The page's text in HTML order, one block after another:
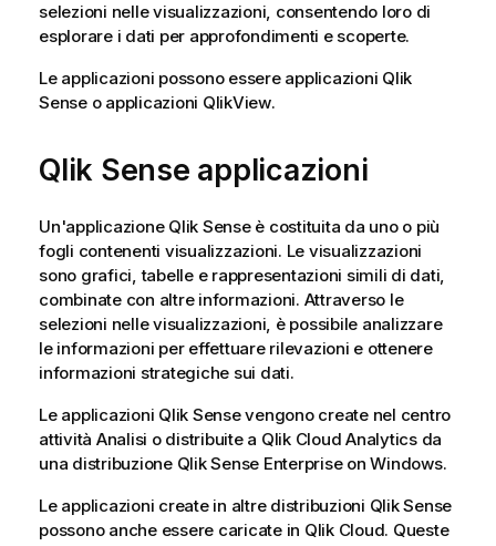
selezioni nelle visualizzazioni, consentendo loro di
esplorare i dati per approfondimenti e scoperte.
Le applicazioni possono essere applicazioni Qlik
Senseo applicazioni QlikView.
Qlik Sense applicazioni
Un'applicazione Qlik Senseè costituita da uno o più
fogli contenenti visualizzazioni. Le visualizzazioni
sono grafici, tabelle e rappresentazioni simili di dati,
combinate con altre informazioni. Attraverso le
selezioni nelle visualizzazioni, è possibile analizzare
le informazioni per effettuare rilevazioni e ottenere
informazioni strategiche sui dati.
Le applicazioni Qlik Sensevengono create nel centro
attività Analisi o distribuite a Qlik Cloud Analyticsda
una distribuzione Qlik Sense Enterprise on Windows.
Le applicazioni create in altre distribuzioni Qlik Sense
possono anche essere caricate in Qlik Cloud. Queste